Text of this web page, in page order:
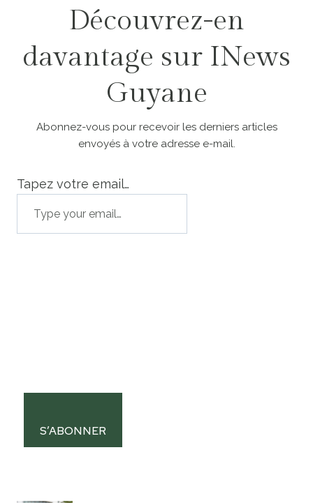
Découvrez-en
davantage sur INews
Guyane
Abonnez-vous pour recevoir les derniers articles
envoyés à votre adresse e-mail.
Tapez votre email…
S’ABONNER